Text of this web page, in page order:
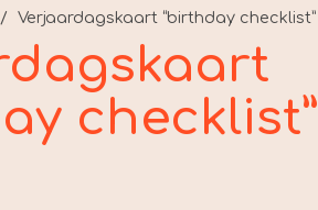
/ Verjaardagskaart “birthday checklist”
checklist”